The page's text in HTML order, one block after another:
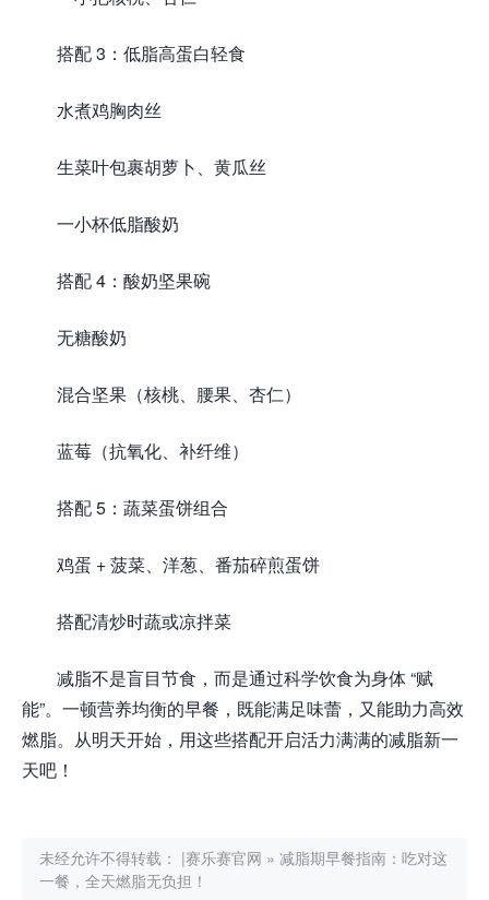
搭配 3：低脂高蛋白轻食
水煮鸡胸肉丝
生菜叶包裹胡萝卜、黄瓜丝
一小杯低脂酸奶
搭配 4：酸奶坚果碗
无糖酸奶
混合坚果（核桃、腰果、杏仁）
蓝莓（抗氧化、补纤维）
搭配 5：蔬菜蛋饼组合
鸡蛋 + 菠菜、洋葱、番茄碎煎蛋饼
搭配清炒时蔬或凉拌菜
减脂不是盲目节食，而是通过科学饮食为身体 “赋
能”。一顿营养均衡的早餐，既能满足味蕾，又能助力高效
燃脂。从明天开始，用这些搭配开启活力满满的减脂新一
天吧！
未经允许不得转载： |赛乐赛官网 » 减脂期早餐指南：吃对这
一餐，全天燃脂无负担！